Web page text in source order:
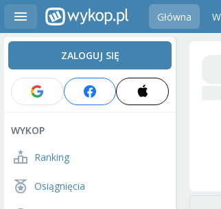
Główna
ZALOGUJ SIĘ
WYKOP
Ranking
Osiągnięcia